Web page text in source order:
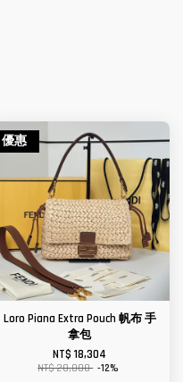
優惠
Loro Piana Extra Pouch 帆布 手
拿包
NT$ 18,304
NT$ 20,800 -12%